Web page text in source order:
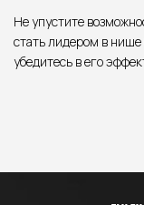
Не упустите
стать лидером в
убедитесь в его